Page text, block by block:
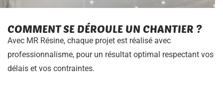
COMMENT SE DÉROULE UN CHANTIER ?
Avec MR Résine, chaque projet est réalisé avec
professionnalisme, pour un résultat optimal respectant vos
délais et vos contraintes.